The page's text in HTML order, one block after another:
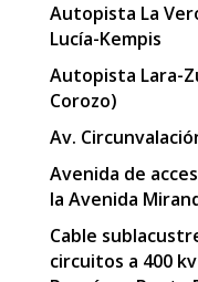
Autopista La
Lucía-Kempis
Autopista Lara-
Corozo)
Av.
Avenida de
la Avenida
Cable
circuitos a 400